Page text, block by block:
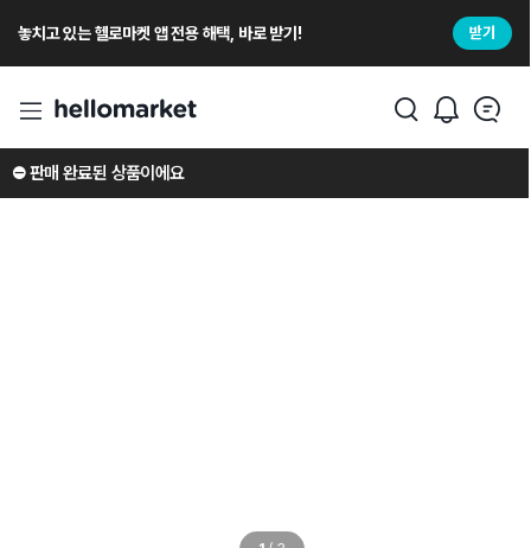
놓치고 있는 헬로마켓 앱 전용 해택, 바로 받기! 받기
⛔️ 판매 완료된 상품이에요